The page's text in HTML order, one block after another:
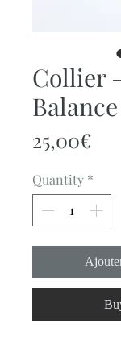
Collier
Balance
25,00€
Quantity *